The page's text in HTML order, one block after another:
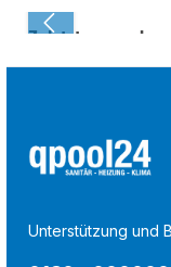
Zuletzt angesehen:
Unterstützung und